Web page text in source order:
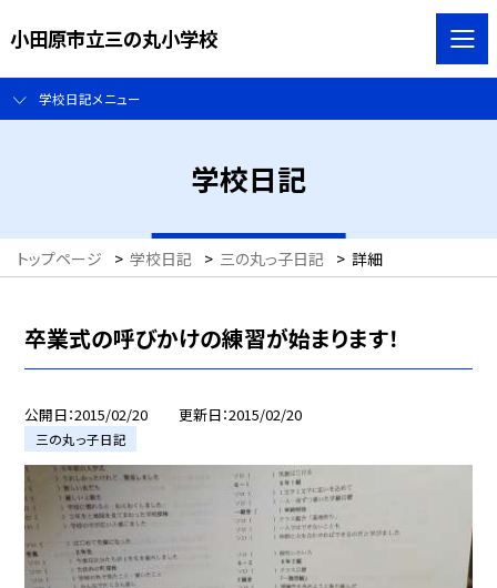
小田原市立三の丸小学校
学校日記メニュー
学校日記
トップページ > 学校日記 > 三の丸っ子日記 > 詳細
卒業式の呼びかけの練習が始まります！
公開日 2015/02/20 更新日 2015/02/20
三の丸っ子日記